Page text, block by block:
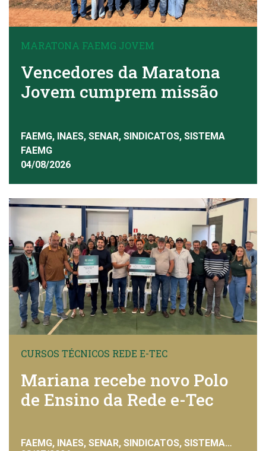
MARATONA FAEMG JOVEM
Vencedores da Maratona
Jovem cumprem missão
FAEMG, INAES, SENAR, SINDICATOS, SISTEMA
FAEMG
04/08/2026
CURSOS TÉCNICOS REDE E-TEC
Mariana recebe novo Polo
de Ensino da Rede e-Tec
FAEMG, INAES, SENAR, SINDICATOS, SISTEMA